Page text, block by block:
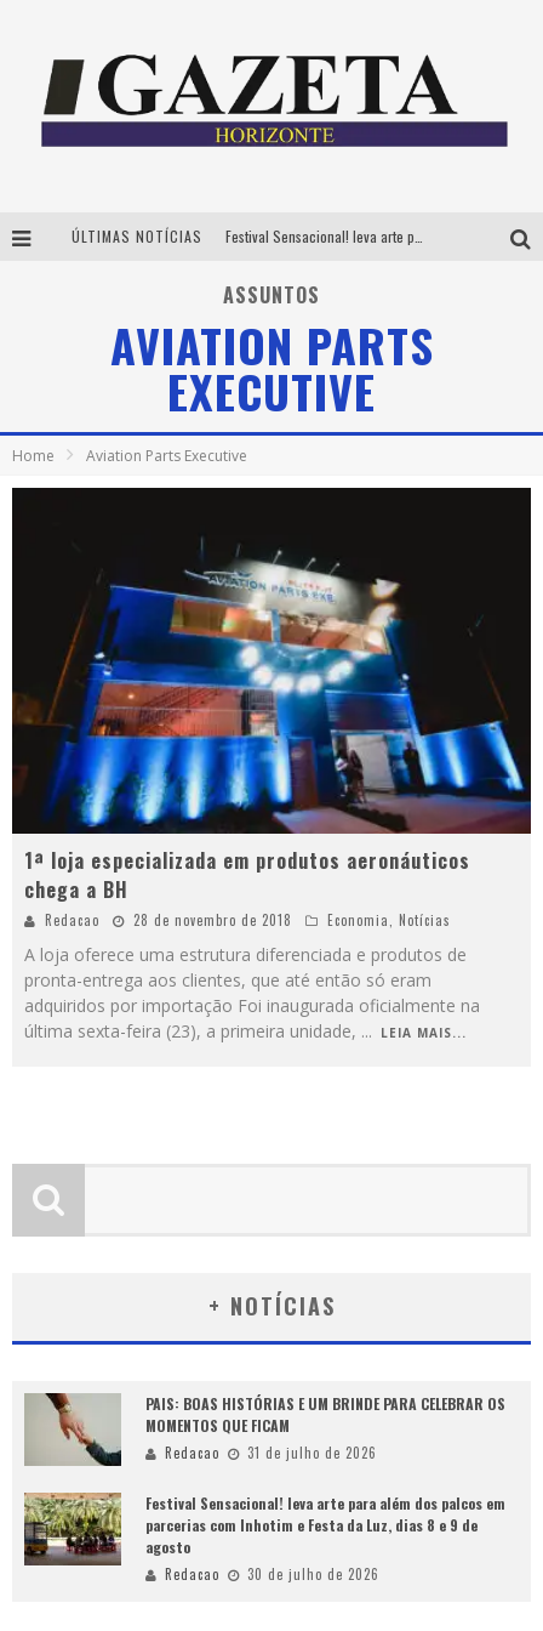
ÚLTIMAS NOTÍCIAS
Grandes shows, cenografia instagramável e resgate das tradições marcam o sucesso da 24ª edição do Forró do Givanildo
ASSUNTOS
AVIATION PARTS
EXECUTIVE
Home Aviation Parts Executive
1ª loja especializada em produtos aeronáuticos
chega a BH
Redacao 28 de novembro de 2018 Economia, Notícias
A loja oferece uma estrutura diferenciada e produtos de
pronta-entrega aos clientes, que até então só eram
adquiridos por importação Foi inaugurada oficialmente na
última sexta-feira (23), a primeira unidade, ... LEIA MAIS...
+ NOTÍCIAS
PAIS: BOAS HISTÓRIAS E UM BRINDE PARA CELEBRAR OS
MOMENTOS QUE FICAM
Redacao 31 de julho de 2026
Festival Sensacional! leva arte para além dos palcos em
parcerias com Inhotim e Festa da Luz, dias 8 e 9 de
agosto
Redacao 30 de julho de 2026